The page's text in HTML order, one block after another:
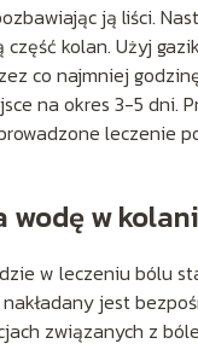
ją liści.
kolan. Użyj
co najmniej
na okres 3-5 dni.
leczenie
wodę w
w leczeniu bólu
jest
związanych z